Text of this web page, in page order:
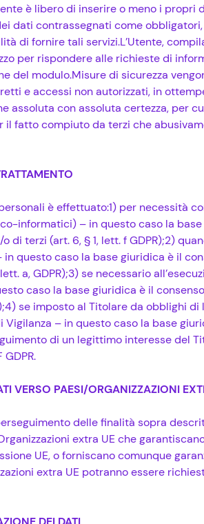
è libero di inserire o meno i
dati contrassegnati come
di fornire tali servizi.L’Utente,
per rispondere alle richieste di
del modulo.Misure di sicurezza
e accessi non autorizzati, in
assoluta con assoluta certezza, per
il fatto compiuto da terzi che
è effettuato:1) per necessità
informatici) – in questo caso la
di terzi (art. 6, § 1, lett. f GDPR);2)
questo caso la base giuridica è il
a, GDPR);3) se necessario
caso la base giuridica è il
se imposto al Titolare da obblighi
– in questo caso la base
di un legittimo interesse del
VERSO PAESI/ORGANIZZAZIONI
delle finalità sopra
extra UE che
UE, o forniscano comunque
extra UE potranno essere